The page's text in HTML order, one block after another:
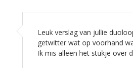
Leuk verslag van jullie
getwitter wat op voorhand
Ik mis alleen het stukje over